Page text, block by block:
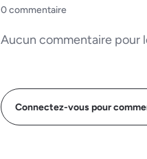
0 commentaire
Aucun commentaire pour
Connectez-vous pour